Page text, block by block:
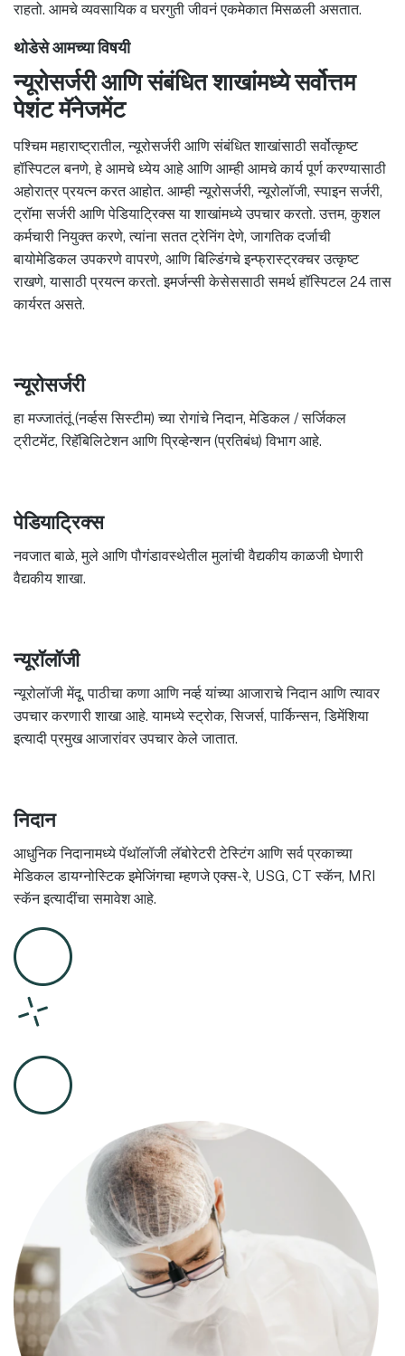
राहतो. आमचे व्यवसायिक व घरगुती जीवनं एकमेकात मिसळली असतात.
थोडेसे आमच्या विषयी
न्यूरोसर्जरी आणि संबंधित शाखांमध्ये सर्वोत्तम
पेशंट मॅनेजमेंट
पश्चिम महाराष्ट्रातील, न्यूरोसर्जरी आणि संबंधित शाखांसाठी सर्वोत्कृष्ट
हॉस्पिटल बनणे, हे आमचे ध्येय आहे आणि आम्ही आमचे कार्य पूर्ण करण्यासाठी
अहोरात्र प्रयत्न करत आहोत. आम्ही न्यूरोसर्जरी, न्यूरोलॉजी, स्पाइन सर्जरी,
ट्रॉमा सर्जरी आणि पेडियाट्रिक्स या शाखांमध्ये उपचार करतो. उत्तम, कुशल
कर्मचारी नियुक्त करणे, त्यांना सतत ट्रेनिंग देणे, जागतिक दर्जाची
बायोमेडिकल उपकरणे वापरणे, आणि बिल्डिंगचे इन्फ्रास्ट्रक्चर उत्कृष्ट
राखणे, यासाठी प्रयत्न करतो. इमर्जन्सी केसेससाठी समर्थ हॉस्पिटल 24 तास
कार्यरत असते.
न्यूरोसर्जरी
हा मज्जातंतूं (नर्व्हस सिस्टीम) च्या रोगांचे निदान, मेडिकल / सर्जिकल
ट्रीटमेंट, रिहॅबिलिटेशन आणि प्रिव्हेन्शन (प्रतिबंध) विभाग आहे.
पेडियाट्रिक्स
नवजात बाळे, मुले आणि पौगंडावस्थेतील मुलांची वैद्यकीय काळजी घेणारी
वैद्यकीय शाखा.
न्यूरॉलॉजी
न्यूरोलॉजी मेंदू, पाठीचा कणा आणि नर्व्ह यांच्या आजाराचे निदान आणि त्यावर
उपचार करणारी शाखा आहे. यामध्ये स्ट्रोक, सिजर्स, पार्किन्सन, डिमेंशिया
इत्यादी प्रमुख आजारांवर उपचार केले जातात.
निदान
आधुनिक निदानामध्ये पॅथॉलॉजी लॅबोरेटरी टेस्टिंग आणि सर्व प्रकाच्या
मेडिकल डायग्नोस्टिक इमेजिंगचा म्हणजे एक्स-रे, USG, CT स्कॅन, MRI
स्कॅन इत्यादींचा समावेश आहे.